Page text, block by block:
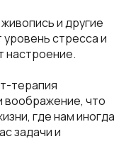
и другие
стресса и
настроение.
терапия
воображение, что
где нам иногда
задачи и